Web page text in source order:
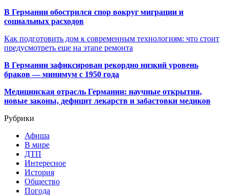
В Германии обострился спор вокруг миграции и
социальных расходов
Как подготовить дом к современным технологиям: что стоит
предусмотреть еще на этапе ремонта
В Германии зафиксирован рекордно низкий уровень
браков — минимум с 1950 года
Медицинская отрасль Германии: научные открытия,
новые законы, дефицит лекарств и забастовки медиков
Рубрики
Афиша
В мире
ДТП
Интересное
История
Общество
Погода